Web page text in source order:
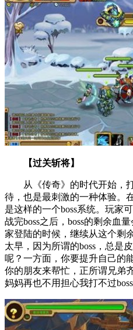
【过关斩将】
从《传奇》的时代开始，打
待，也是最刺激的一种体验。
是这样的一个boss系统。玩家
战完boss之后，boss的剩余血
家登陆的时候，继续从这个剩
太早，因为所谓的boss，总是
呢？一方面，你要提升自己的
你的朋友来帮忙，正所谓兄弟
妈妈再也不用担心我打不过boss